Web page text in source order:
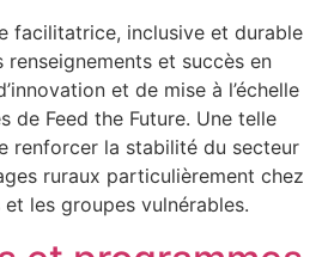
facilitatrice, inclusive et durable
et succès en
et de mise à l’échelle
de Feed the Future. Une telle
renforcer la stabilité du secteur
ruraux particulièrement chez
les groupes vulnérables.